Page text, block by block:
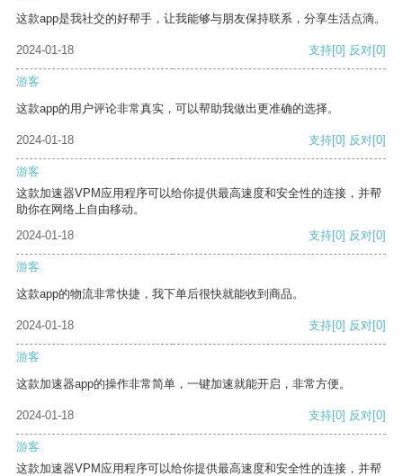
这款app是我社交的好帮手，让我能够与朋友保持联系，分享生活点滴。
2024-01-18 支持[0] 反对[0]
游客
这款app的用户评论非常真实，可以帮助我做出更准确的选择。
2024-01-18 支持[0] 反对[0]
游客
这款加速器VPM应用程序可以给你提供最高速度和安全性的连接，并帮
助你在网络上自由移动。
2024-01-18
支持[0] 反对[0]
游客
这款app的物流非常快捷，我下单后很快就能收到商品。
2024-01-18 支持[0] 反对[0]
游客
这款加速器app的操作非常简单，一键加速就能开启，非常方便。
2024-01-18 支持[0] 反对[0]
游客
这款加速器VPM应用程序可以给你提供最高速度和安全性的连接，并帮